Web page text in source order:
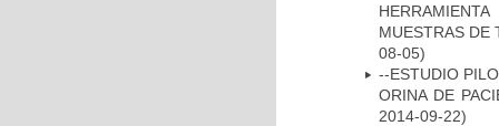
MUESTRAS DE
08-05)
--ESTUDIO
ORINA DE
2014-09-22)